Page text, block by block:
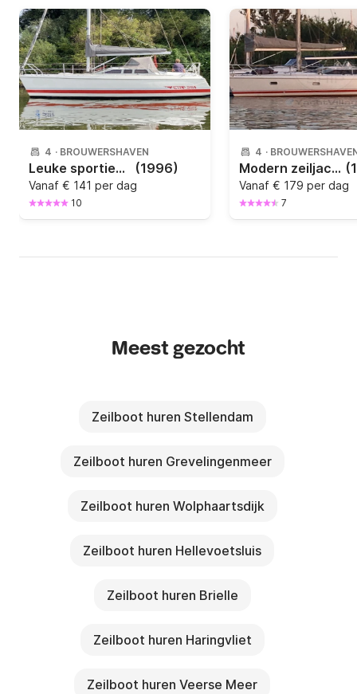
4 · BROUWERSHAVEN
Leuke sportieve zeilboot met inboard diesel van al (1996)
Vanaf € 141 per dag
10
4 ·
Modern zeiljacht met 2 hutten van alle luxe voorzi
Vanaf € 179 per dag
7
Meest gezocht
Zeilboot huren Stellendam
Zeilboot huren Grevelingenmeer
Zeilboot huren Wolphaartsdijk
Zeilboot huren Hellevoetsluis
Zeilboot huren Brielle
Zeilboot huren Haringvliet
Zeilboot huren Veerse Meer